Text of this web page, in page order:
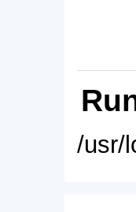
/usr/